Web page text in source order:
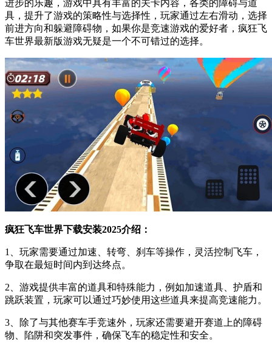
进步的乐趣，游戏中具有丰富的关卡内容，各类的障碍与道
具，提升了游戏的策略性与选择性，玩家通过左右滑动，选择
前进方向和躲避障碍物，如果你是竞速游戏的爱好者，疯狂飞
车世界最新版游戏无疑是一个不可错过的选择。
疯狂飞车世界下载安装2025介绍：
1、玩家需要通过加速、转弯、刹车等操作，灵活控制飞车，
争取在最短时间内到达终点。
2、游戏提供丰富的道具和特殊能力，例如加速道具、护盾和
跳跃装置，玩家可以通过巧妙使用这些道具来提高竞速能力。
3、除了与其他赛车手竞速外，玩家还需要避开赛道上的障碍
物、陷阱和突发事件，确保飞车的稳定性和安全。